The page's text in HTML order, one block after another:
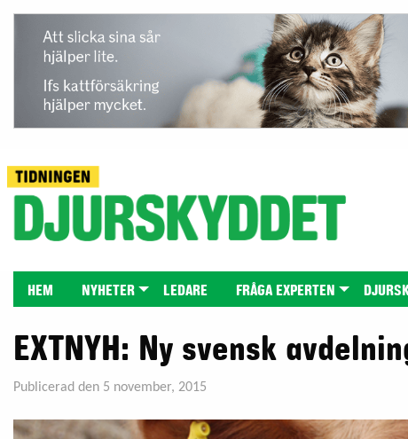
HEM NYHETER LEDARE FRÅGA EXPERTEN
EXTNYH: Ny svensk
Publicerad den 5 november, 2015